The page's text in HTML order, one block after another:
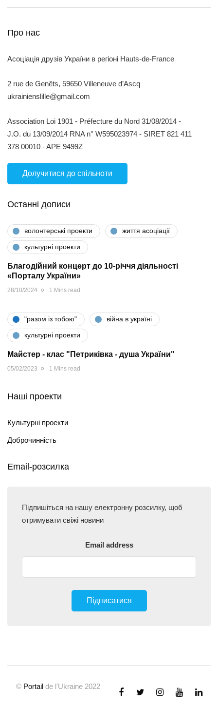
Про нас
Асоціація друзів України в регіоні Hauts-de-France
2 rue de Genêts, 59650 Villeneuve d’Ascq
ukrainienslille@gmail.com
Association Loi 1901 - Préfecture du Nord 31/08/2014 -
J.O. du 13/09/2014 RNA n° W595023974 - SIRET 821 411
378 00010 - APE 9499Z
Долучитися до спільноти
Останні дописи
волонтерські проекти життя асоціації
культурні проекти
Благодійний концерт до 10-річчя діяльності
«Порталу України»
28/10/2024 1 Mins read
"разом iз тобою" війна в україні
культурні проекти
Майстер - клас "Петриківка - душа України"
05/02/2023 1 Mins read
Наші проекти
Культурні проекти
Доброчинність
Email-розсилка
Підпишіться на нашу електронну розсилку, щоб
отримувати свіжі новини
Email address
© Portail de l'Ukraine 2022